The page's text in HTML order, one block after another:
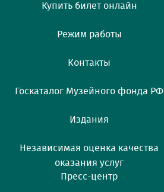
Купить билет онлайн
Режим работы
Контакты
Госкаталог Музейного фонда РФ
Издания
Независимая оценка качества
оказания услуг
Пресс-центр